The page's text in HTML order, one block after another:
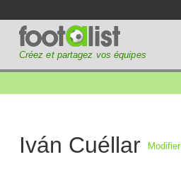
Créez et partagez vos équipes
Iván Cuéllar Modifier